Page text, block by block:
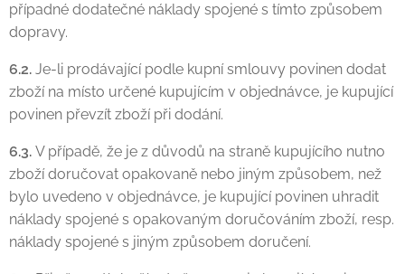
případné dodatečné náklady spojené s tímto způsobem
dopravy.
6.2. Je-li prodávající podle kupní smlouvy povinen dodat
zboží na místo určené kupujícím v objednávce, je kupující
povinen převzít zboží při dodání.
6.3. V případě, že je z důvodů na straně kupujícího nutno
zboží doručovat opakovaně nebo jiným způsobem, než
bylo uvedeno v objednávce, je kupující povinen uhradit
náklady spojené s opakovaným doručováním zboží, resp.
náklady spojené s jiným způsobem doručení.